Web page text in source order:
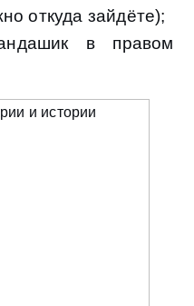
откуда зайдёте);
в правом